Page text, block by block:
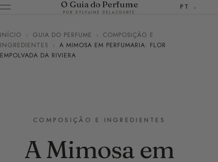
O Guia do Perfume
POR SYLVAINE DELACOURTE
PT
INÍCIO › GUIA DO PERFUME › COMPOSIÇÃO E
INGREDIENTES
› A MIMOSA EM PERFUMARIA: FLOR
EMPOLVADA DA RIVIERA
COMPOSIÇÃO E INGREDIENTES
A Mimosa em